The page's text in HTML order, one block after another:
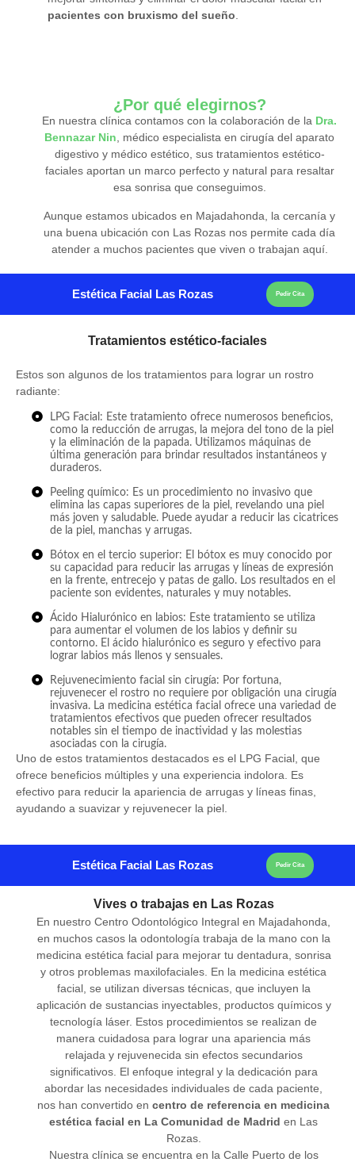
pacientes con bruxismo del sueño
¿Por qué elegirnos?
En nuestra clínica contamos con la colaboración de la Dra.
Bennazar Nin, médico especialista en cirugía del aparato
digestivo y médico estético, sus tratamientos estético-
faciales aportan un marco perfecto y natural para resaltar
esa sonrisa que conseguimos.
Aunque estamos ubicados en Majadahonda, la cercanía y
una buena ubicación con Las Rozas nos permite cada día
atender a muchos pacientes que viven o trabajan aquí.
Estética Facial Las Rozas Pedir Cita
Tratamientos estético-faciales
Estos son algunos de los tratamientos para lograr un rostro
radiante:
LPG Facial: Este tratamiento ofrece numerosos beneficios,
como la reducción de arrugas, la mejora del tono de la piel
y la eliminación de la papada. Utilizamos máquinas de
última generación para brindar resultados instantáneos y
duraderos.
Peeling químico: Es un procedimiento no invasivo que
elimina las capas superiores de la piel, revelando una piel
más joven y saludable. Puede ayudar a reducir las cicatrices
de la piel, manchas y arrugas.
Bótox en el tercio superior: El bótox es muy conocido por
su capacidad para reducir las arrugas y líneas de expresión
en la frente, entrecejo y patas de gallo. Los resultados en el
paciente son evidentes, naturales y muy notables.
Ácido Hialurónico en labios: Este tratamiento se utiliza
para aumentar el volumen de los labios y definir su
contorno. El ácido hialurónico es seguro y efectivo para
lograr labios más llenos y sensuales.
Rejuvenecimiento facial sin cirugía: Por fortuna,
rejuvenecer el rostro no requiere por obligación una cirugía
invasiva. La medicina estética facial ofrece una variedad de
tratamientos efectivos que pueden ofrecer resultados
notables sin el tiempo de inactividad y las molestias
asociadas con la cirugía.
Uno de estos tratamientos destacados es el LPG Facial, que
ofrece beneficios múltiples y una experiencia indolora. Es
efectivo para reducir la apariencia de arrugas y líneas finas,
ayudando a suavizar y rejuvenecer la piel.
Estética Facial Las Rozas Pedir Cita
Vives o trabajas en Las Rozas
En nuestro Centro Odontológico Integral en Majadahonda,
en muchos casos la odontología trabaja de la mano con la
medicina estética facial para mejorar tu dentadura, sonrisa
y otros problemas maxilofaciales. En la medicina estética
facial, se utilizan diversas técnicas, que incluyen la
aplicación de sustancias inyectables, productos químicos y
tecnología láser. Estos procedimientos se realizan de
manera cuidadosa para lograr una apariencia más
relajada y rejuvenecida sin efectos secundarios
significativos. El enfoque integral y la dedicación para
abordar las necesidades individuales de cada paciente,
nos han convertido en centro de referencia en medicina
estética facial en La Comunidad de Madrid en Las
Rozas.
Nuestra clínica se encuentra en la Calle Puerto de los